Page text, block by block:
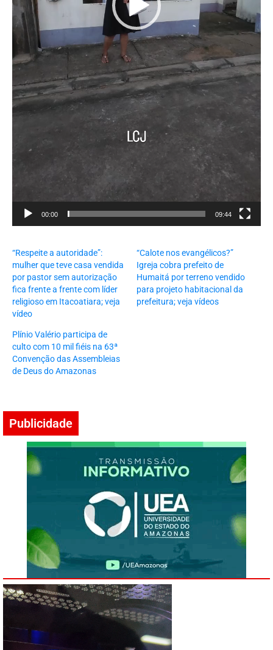
00:00 09:44
“Respeite a autoridade”:
mulher que teve casa vendida
por pastor sem autorização
fica frente a frente com líder
religioso em Itacoatiara; veja
vídeo
“Calote nos evangélicos?”
Igreja cobra prefeito de
Humaitá por terreno vendido
para projeto habitacional da
prefeitura; veja vídeos
Plínio Valério participa de
culto com 10 mil fiéis na 63ª
Convenção das Assembleias
de Deus do Amazonas
Publicidade